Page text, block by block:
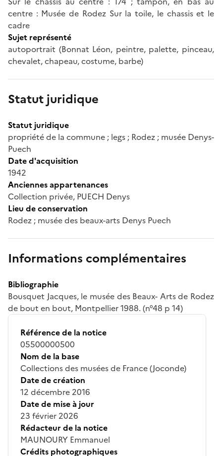
centre : Musée de Rodez Sur la toile, le chassis et le
cadre
Sujet représenté
autoportrait (Bonnat Léon, peintre, palette, pinceau,
chevalet, chapeau, costume, barbe)
Statut juridique
Statut juridique
propriété de la commune ; legs ; Rodez ; musée Denys-
Puech
Date d'acquisition
1942
Anciennes appartenances
Collection privée, PUECH Denys
Lieu de conservation
Rodez ; musée des beaux-arts Denys Puech
Informations complémentaires
Bibliographie
Bousquet Jacques, le musée des Beaux- Arts de Rodez
de bout en bout, Montpellier 1988. (n°48 p 14)
Référence de la notice
05500000500
Nom de la base
Collections des musées de France (Joconde)
Date de création
12 décembre 2016
Date de mise à jour
23 février 2026
Rédacteur de la notice
MAUNOURY Emmanuel
Crédits photographiques